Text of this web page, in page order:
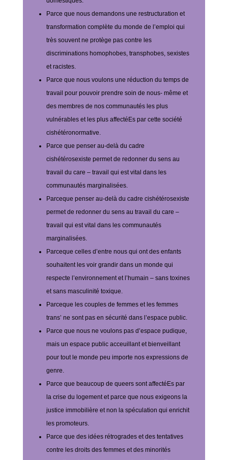
Parce que nous demandons une restructuration et
transformation complète du monde de l’emploi qui
très souvent ne protège pas contre les
discriminations homophobes, transphobes, sexistes
et racistes.
Parce que nous voulons une réduction du temps de
travail pour pouvoir prendre soin de nous- même et
des membres de nos communautés les plus
vulnérables et les plus affectéEs par cette société
cishétéronormative.
Parce que penser au-delà du cadre
cishétérosexiste permet de redonner du sens au
travail du care – travail qui est vital dans les
communautés marginalisées.
Parceque penser au-delà du cadre cishétérosexiste
permet de redonner du sens au travail du care –
travail qui est vital dans les communautés
marginalisées.
Parceque celles d’entre nous qui ont des enfants
souhaitent les voir grandir dans un monde qui
respecte l’environnement et l’humain – sans toxines
et sans masculinité toxique.
Parceque les couples de femmes et les femmes
trans’ ne sont pas en sécurité dans l’espace public.
Parce que nous ne voulons pas d’espace pudique,
mais un espace public acceuillant et bienveillant
pour tout le monde peu importe nos expressions de
genre.
Parce que beaucoup de queers sont affectéEs par
la crise du logement et parce que nous exigeons la
justice immobilière et non la spéculation qui enrichit
les promoteurs.
Parce que des idées rétrogrades et des tentatives
contre les droits des femmes et des minorités